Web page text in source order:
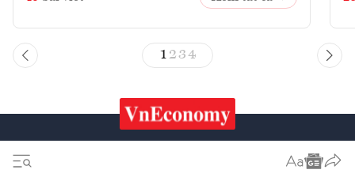
1 23 4
Tiêu & Dùng